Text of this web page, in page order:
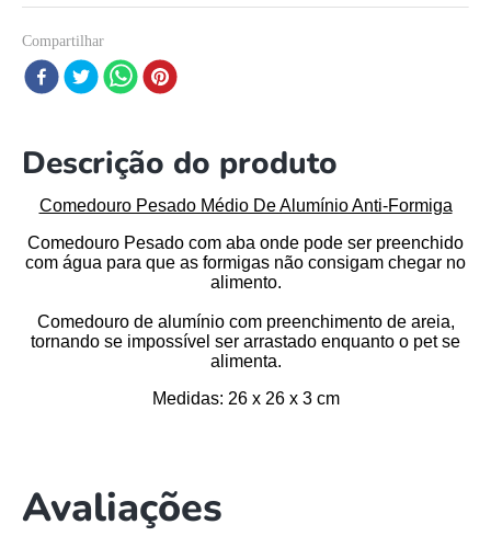
Compartilhar
Descrição do produto
Comedouro Pesado Médio De Alumínio Anti-Formiga
Comedouro Pesado com aba onde pode ser preenchido
com água para que as formigas não consigam chegar no
alimento.
Comedouro de alumínio com preenchimento de areia,
tornando se impossível ser arrastado enquanto o pet se
alimenta.
Medidas: 26 x 26 x 3 cm
Avaliações